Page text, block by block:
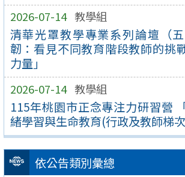
2026-07-14 教學組
清華光罩教學專業系列論壇（
韌：看見不同教育階段教師的挑
力量」
2026-07-14 教學組
115年桃園市正念專注力研習營
緒學習與生命教育(行政及教師梯次
依公告類別彙總